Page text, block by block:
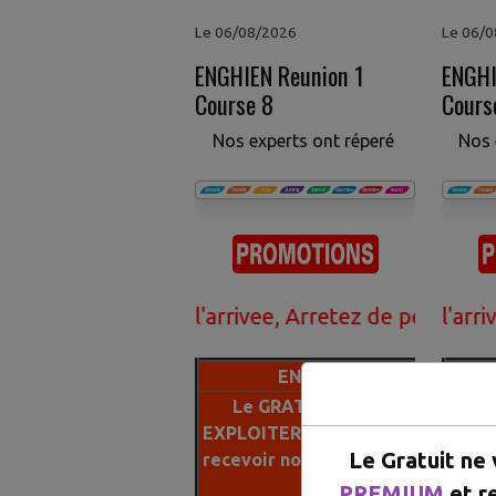
Le 06/08/2026
ENGHIEN Reunion 1
Course 8
Nos experts ont réperé
de faire l'arrivee, Arretez de perdre votre
ENGHIEN R1 C8
Le GRATUIT est difficile a
EXPLOITER ABONNEZ vous pour
recevoir nos 6 NUMEROS 100% a
l'arrivée.
Le 06/
Nos
ont 95% de chance de faire l'arrivee,
Pronostics VIP en 6 numeros ont 95% de
Le Gratuit ne